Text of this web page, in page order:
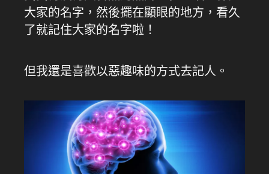
大家的名字，然後擺在顯眼的地方，看久
了就記住大家的名字啦！
但我還是喜歡以惡趣味的方式去記人。